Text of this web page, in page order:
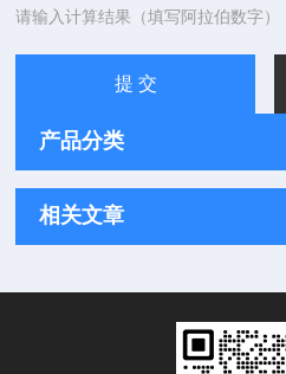
请输入计算结果（填写阿拉伯数字）
产品分类
相关文章